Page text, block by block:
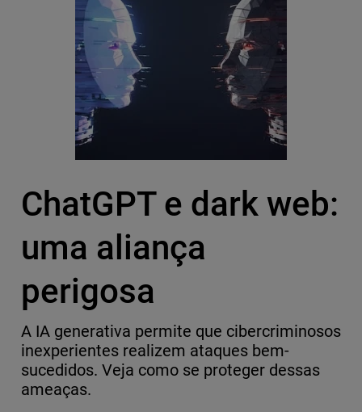
ChatGPT e dark web:
uma aliança
perigosa
A IA generativa permite que cibercriminosos
inexperientes realizem ataques bem-
sucedidos. Veja como se proteger dessas
ameaças.